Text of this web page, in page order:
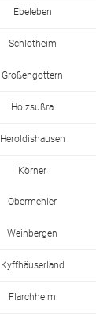
Ebeleben
Schlotheim
Großengottern
Holzsußra
Heroldishausen
Körner
Obermehler
Weinbergen
Kyffhäuserland
Flarchheim